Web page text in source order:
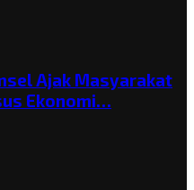
Ajak Masyarakat
Ekonomi…